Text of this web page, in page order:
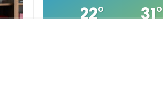
22° 31°